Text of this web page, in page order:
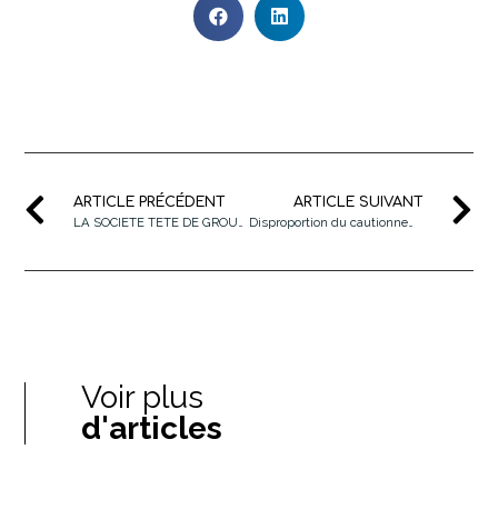
ARTICLE PRÉCÉDENT
LA SOCIETE TETE DE GROUPE (HOLDING) .. UN EDIFICE QUI RESISTE A L’ISF
ARTICLE SUIVANT
Disproportion du cautionnement donné par une personne physique : La jurisprudence persiste et signe !
Voir plus
d'articles